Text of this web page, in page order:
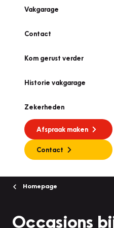
Vakgarage
Contact
Kom gerust verder
Historie vakgarage
Zekerheden
Afspraak maken
Contact
Homepage
Occasions